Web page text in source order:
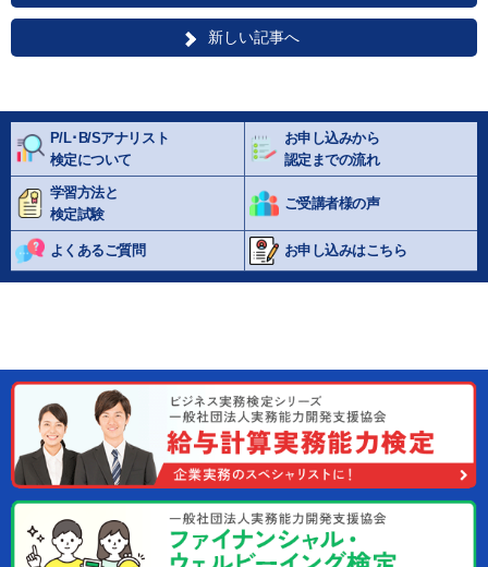
新しい記事へ
P/L･B/Sアナリスト
検定について
お申し込みから
認定までの流れ
学習方法と
検定試験
ご受講者様の声
よくあるご質問 お申し込みはこちら